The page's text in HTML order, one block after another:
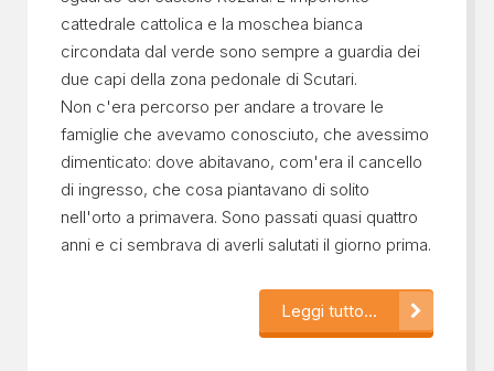
cattedrale cattolica e la moschea bianca
circondata dal verde sono sempre a guardia dei
due capi della zona pedonale di Scutari.
Non c'era percorso per andare a trovare le
famiglie che avevamo conosciuto, che avessimo
dimenticato: dove abitavano, com'era il cancello
di ingresso, che cosa piantavano di solito
nell'orto a primavera. Sono passati quasi quattro
anni e ci sembrava di averli salutati il giorno prima.
Leggi tutto...